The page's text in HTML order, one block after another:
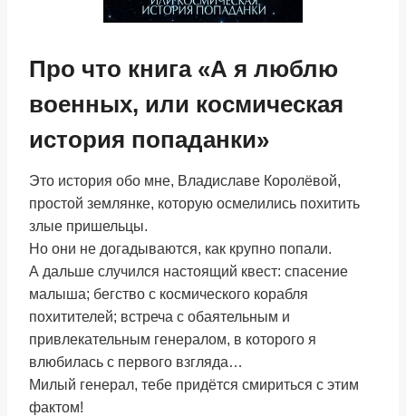
Про что книга «А я люблю
военных, или космическая
история попаданки»
Это история обо мне, Владиславе Королёвой,
простой землянке, которую осмелились похитить
злые пришельцы.
Но они не догадываются, как крупно попали.
А дальше случился настоящий квест: спасение
малыша; бегство с космического корабля
похитителей; встреча с обаятельным и
привлекательным генералом, в которого я
влюбилась с первого взгляда…
Милый генерал, тебе придётся смириться с этим
фактом!